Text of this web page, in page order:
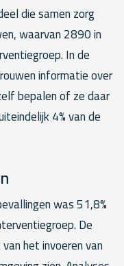
die samen zorg
waarvan 2890 in
In de
informatie over
bepalen of ze daar
4% van de
was 51,8%
De
het invoeren van